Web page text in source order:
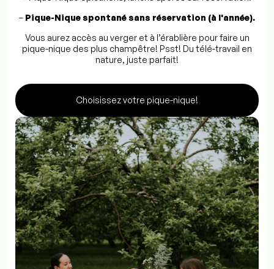
– Pique-Nique spontané sans réservation (à l'année).
Vous aurez accès au verger et à l’érablière pour faire un
pique-nique des plus champêtre! Psst! Du télé-travail en
nature, juste parfait!
Choisissez votre pique-nique!